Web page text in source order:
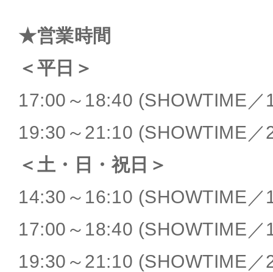
★営業時間
＜平日＞
17:00～18:40 (SHOWTIME
19:30～21:10 (SHOWTIME
＜土・日・祝日＞
14:30～16:10 (SHOWTIME
17:00～18:40 (SHOWTIME
19:30～21:10 (SHOWTIME